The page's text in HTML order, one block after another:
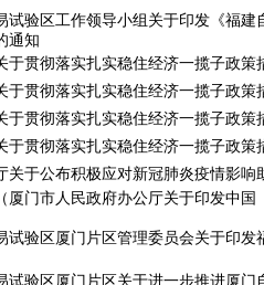
试验区工作领导小组关于印发《福
通知
于贯彻落实扎实稳住经济一揽子政策
于贯彻落实扎实稳住经济一揽子政策
于贯彻落实扎实稳住经济一揽子政策
于贯彻落实扎实稳住经济一揽子政策
关于公布积极应对新冠肺炎疫情影
厦门市人民政府办公厅关于印发中
试验区厦门片区管理委员会关于印
试验区厦门片区关于进一步推进厦